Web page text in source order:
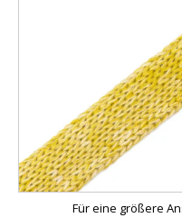
Für eine größere